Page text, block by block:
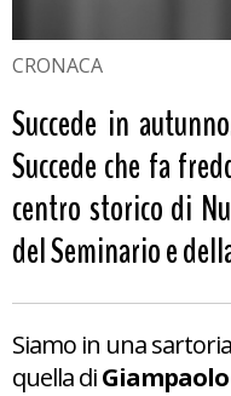
CRONACA
Succede in
Succede che fa
centro storico di
del Seminario e
Siamo in una
quella di